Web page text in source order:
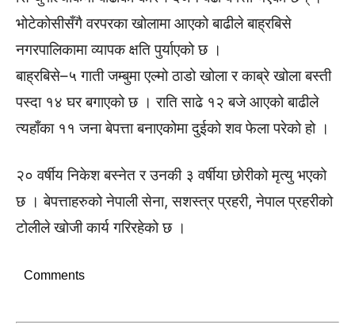
भोटेकोसीसँगै वरपरका खोलामा आएको बाढीले बाह्रबिसे
नगरपालिकामा व्यापक क्षति पुर्याएको छ ।
बाह्रबिसे–५ गाती जम्बुमा एल्मो ठाडो खोला र काब्रे खोला बस्ती
पस्दा १४ घर बगाएको छ । राति साढे १२ बजे आएको बाढीले
त्यहाँका ११ जना बेपत्ता बनाएकोमा दुईको शव फेला परेको हो ।
२० वर्षीय निकेश बस्नेत र उनकी ३ वर्षीया छोरीको मृत्यु भएको
छ । बेपत्ताहरुको नेपाली सेना, सशस्त्र प्रहरी, नेपाल प्रहरीको
टोलीले खोजी कार्य गरिरहेको छ ।
Comments